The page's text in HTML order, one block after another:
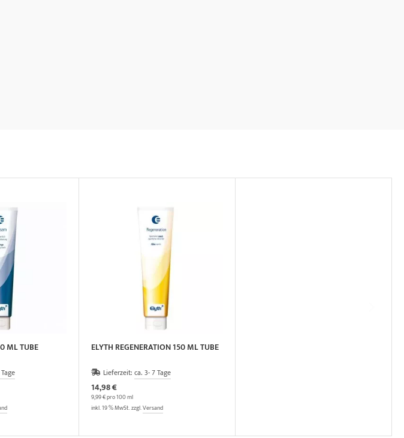
ML TUBE ELYTH REGENERATION 150 ML TUBE
Lieferzeit:ca. 3- 7 Tage
14,98 €
9,99 € pro 100 ml
inkl. 19 % MwSt. zzgl.Versand